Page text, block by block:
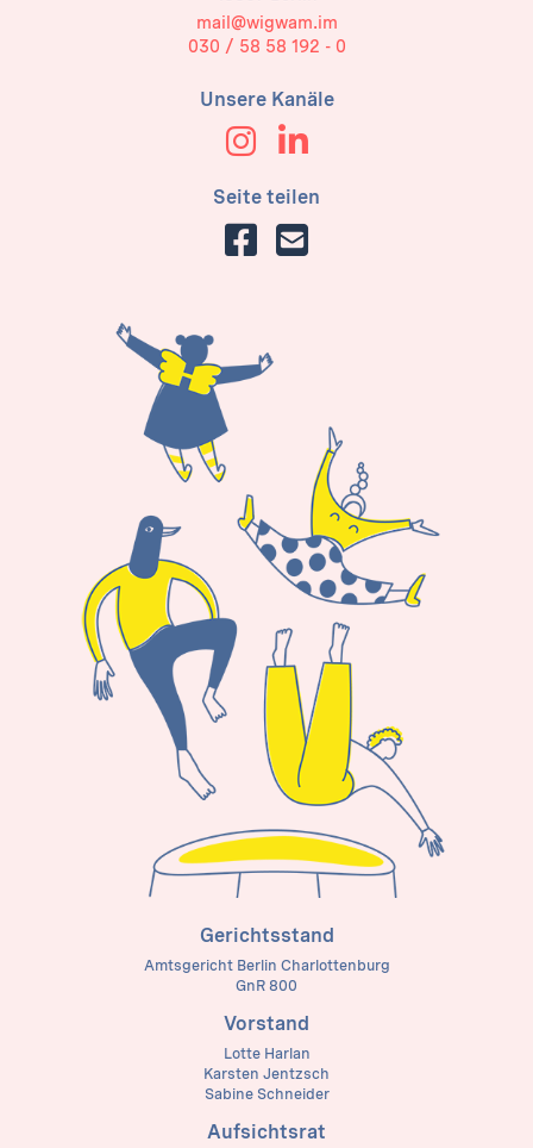
mail@wigwam.im
030 / 58 58 192 - 0
Unsere Kanäle
Seite teilen
Gerichtsstand
Amtsgericht Berlin Charlottenburg
GnR 800
Vorstand
Lotte Harlan
Karsten Jentzsch
Sabine Schneider
Aufsichtsrat